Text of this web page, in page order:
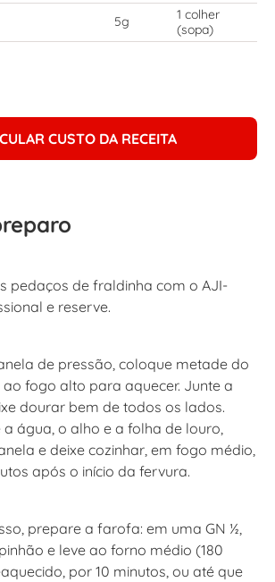
5g
1 colher
(sopa)
CUSTO DA RECEITA
pedaços de fraldinha com o AJI-
e reserve.
de pressão, coloque metade do
ao fogo alto para aquecer. Junte a
dourar bem de todos os lados.
a água, o alho e a folha de louro,
e deixe cozinhar, em fogo médio,
após o início da fervura.
prepare a farofa: em uma GN ½,
e leve ao forno médio (180
por 10 minutos, ou até que